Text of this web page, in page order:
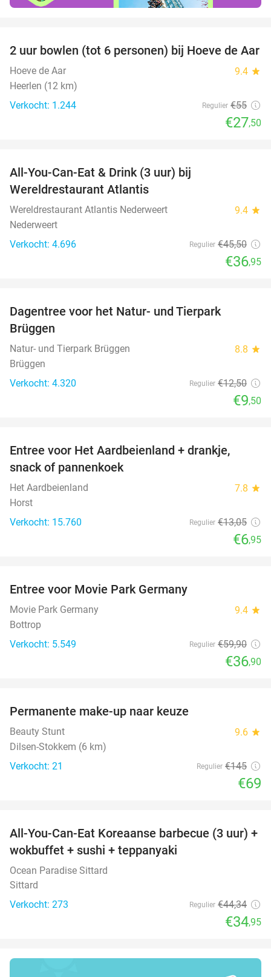
50%
2 uur bowlen (tot 6 personen) bij Hoeve de Aar
Hoeve de Aar 9.4 star
Heerlen (12 km)
Verkocht: 1.244
Regulier €55
€27,50
All-You-Can-Eat & Drink (3 uur) bij
Wereldrestaurant Atlantis
Wereldrestaurant Atlantis Nederweert 9.4 star
Nederweert
Verkocht: 4.696
Regulier €45,50
€36,95
Dagentree voor het Natur- und Tierpark
Brüggen
Natur- und Tierpark Brüggen 8.8 star
Brüggen
Verkocht: 4.320
Regulier €12,50
€9,50
Entree voor Het Aardbeienland + drankje,
snack of pannenkoek
Het Aardbeienland 7.8 star
Horst
Verkocht: 15.760
Regulier €13,05
€6,95
Entree voor Movie Park Germany
Movie Park Germany 9.4 star
Bottrop
Verkocht: 5.549
Regulier €59,90
€36,90
Permanente make-up naar keuze
Beauty Stunt 9.6 star
Dilsen-Stokkem (6 km)
Verkocht: 21
Regulier €145
€69
21%
All-You-Can-Eat Koreaanse barbecue (3 uur) +
wokbuffet + sushi + teppanyaki
Ocean Paradise Sittard
Sittard
Verkocht: 273
Regulier €44,34
€34,95